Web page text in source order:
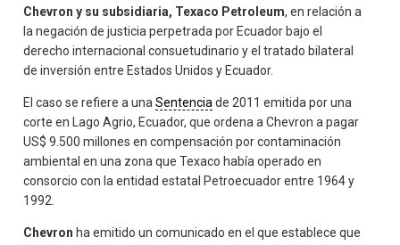
Chevron y su subsidiaria, Texaco Petroleum, en relación a
la negación de justicia perpetrada por Ecuador bajo el
derecho internacional consuetudinario y el tratado bilateral
de inversión entre Estados Unidos y Ecuador.
El caso se refiere a unaSentencia de 2011 emitida por una
corte en Lago Agrio, Ecuador, que ordena a Chevron a pagar
US$ 9.500 millones en compensación por contaminación
ambiental en una zona que Texaco había operado en
consorcio con la entidad estatal Petroecuador entre 1964 y
1992.
Chevron ha emitido un comunicado en el que establece que